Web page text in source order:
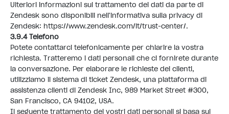
Ulteriori informazioni sul trattamento dei dati da parte di
Zendesk sono disponibili nell'informativa sulla privacy di
Zendesk: https://www.zendesk.com/it/trust-center/.
3.9.4 Telefono
Potete contattarci telefonicamente per chiarire la vostra
richiesta. Tratteremo i dati personali che ci fornirete durante
la conversazione. Per elaborare le richieste dei clienti,
utilizziamo il sistema di ticket Zendesk, una piattaforma di
assistenza clienti di Zendesk Inc, 989 Market Street #300,
San Francisco, CA 94102, USA.
Il seguente trattamento dei vostri dati personali si basa sul